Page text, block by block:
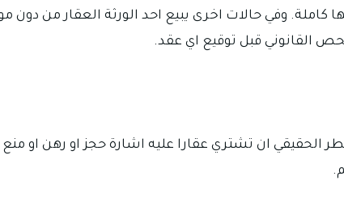
وفي حالات اخرى يبيع احد الورثة العقار من دون
القانوني قبل توقيع اي عقد.
الحقيقي ان تشتري عقارا عليه اشارة حجز او رهن او